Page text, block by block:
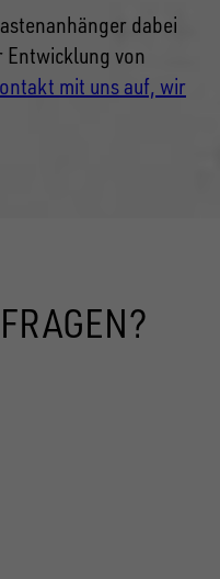
dabei
Entwicklung von
mit uns auf, wir